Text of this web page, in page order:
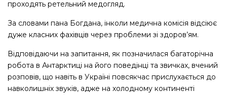
проходять ретельний медогляд.
За словами пана Богдана, інколи медична комісія відсіює
дуже класних фахівців через проблеми зі здоров’ям.
Відповідаючи на запитання, як позначилася багаторічна
робота в Антарктиці на його поведінці та звичках, вчений
розповів, що навіть в Україні повсякчас прислухається до
навколишніх звуків, адже на холодному континенті